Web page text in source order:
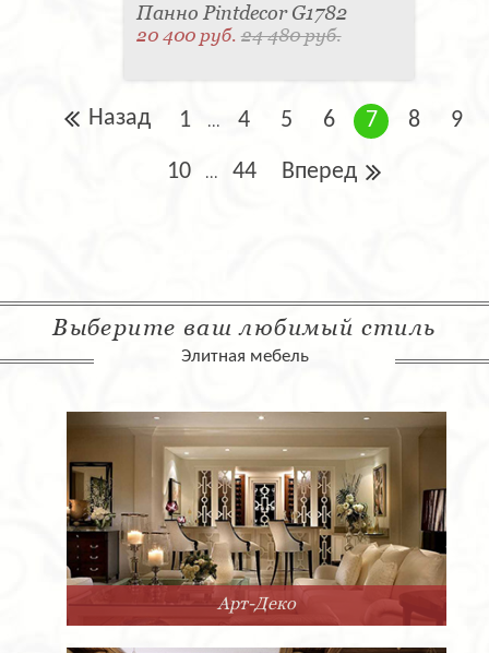
Панно Pintdecor G1782
20 400 руб.24 480 руб.
Назад 1 ... 4 5 6 7 8 9
10 ... 44 Вперед
Выберите ваш любимый стиль
Элитная мебель
Арт-Деко